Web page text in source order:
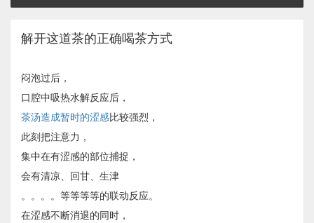
解开这道茶的正确喝茶方式
闷泡过后，
口腔中吸热水解反应后，
茶汤造成暂时的涩感比较强烈，
此刻把注意力，
集中在有涩感的部位捕捉，
会有清凉、回甘、生津
。。。。等等等等的联动反应。
在涩感不断消退的同时，